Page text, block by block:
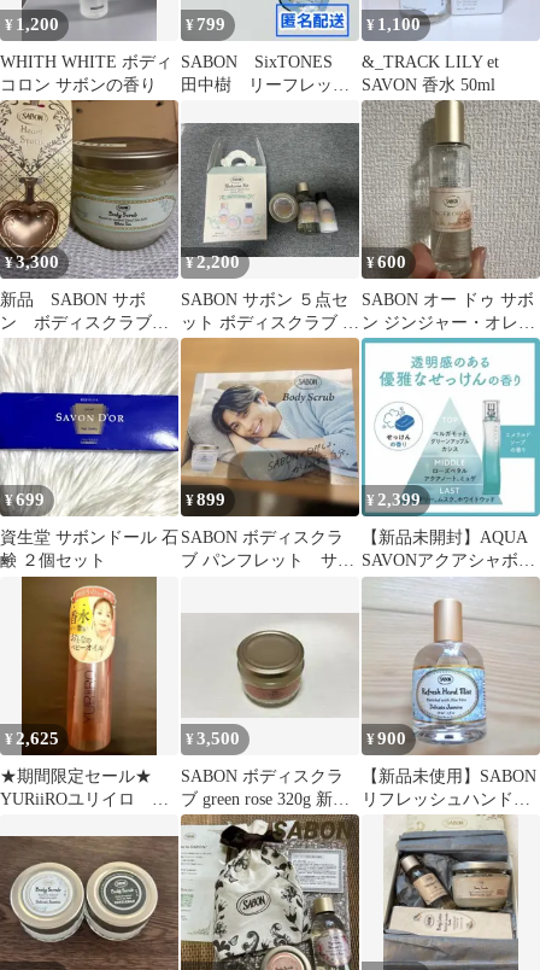
¥ 1,200
WHITH WHITE ボディ
コロン サボンの香り
¥ 799
SABON SixTONES
田中樹 リーフレッ
¥ 1,100
&_TRACK LILY et
SAVON 香水 50ml
¥3,300
新品 SABON サボ
ン ボディスクラブ
ホワイトティー 箱&
ハートスプーン付
¥2,200
SABON サボン ５点セ
ット ボディスクラブ ミ
ルク シャワーオイル
¥600
SABON オー ドゥ サボ
ン ジンジャー・オレン
ジ 30ml
¥699
資生堂 サボンドール 石
鹸 ２個セット
¥899
SABON ボディスクラ
ブ パンフレット サボ
¥ 2,399
【新品未開封】AQUA
SAVONアクアシャボン
エメラルド ソープ の香
り
¥ 2,625
★期間限定セール★
YURiiROユリイロ ボ
100ml
¥3,500
SABON ボディスクラ
ブ green rose 320g 新品
未使用
¥900
【新品未使用】SABON
リフレッシュハンドミ
スト デリケートジャス
ミン30ml